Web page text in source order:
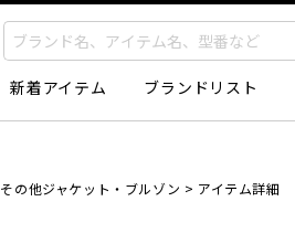
新着アイテム ブランドリスト
その他ジャケット・ブルゾン > アイテム詳細